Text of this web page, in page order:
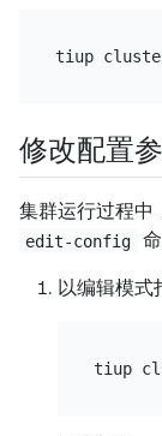
tiup
修改配置
集群运行过程中
edit-config
以编辑模式
tiup